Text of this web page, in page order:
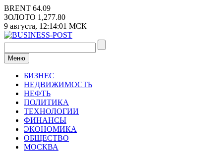
Перейти
к
содержимому
BRENT 64.09
ЗОЛОТО 1,277.80
9 августа, 12:14:01 МСК
Меню
БИЗНЕС
НЕДВИЖИМОСТЬ
НЕФТЬ
ПОЛИТИКА
ТЕХНОЛОГИИ
ФИНАНСЫ
ЭКОНОМИКА
ОБЩЕСТВО
МОСКВА